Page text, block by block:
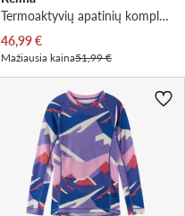
Termoaktyvių apatinių komplektas · Spalvota
Dabartinė kaina
46,99€
Mažiausia kaina51,99 €